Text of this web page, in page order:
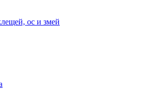
ос и змей